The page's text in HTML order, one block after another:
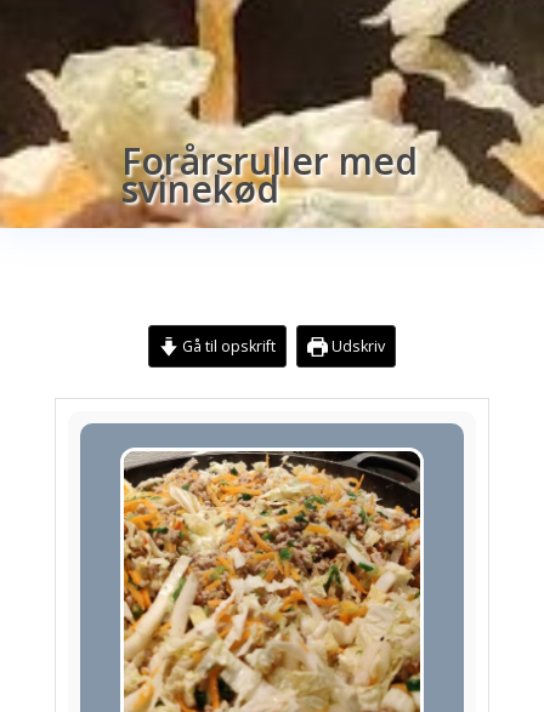
Forårsruller med
svinekød
Gå til opskrift Udskriv